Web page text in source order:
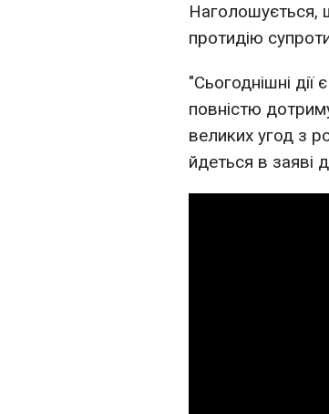
Наголошується,
протидію
"Сьогоднішні
повністю
великих угод з
йдеться в